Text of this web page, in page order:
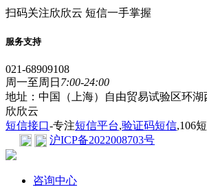
扫码关注欣欣云 短信一手掌握
服务支持
021-68909108
周一至周日 7:00-24:00
地址：中国（上海）自由贸易试验区环湖
欣欣云
短信接口-专注短信平台,验证码短信,106
沪ICP备2022008703号
咨询中心